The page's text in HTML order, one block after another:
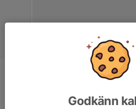
Målvakt
Godkänn